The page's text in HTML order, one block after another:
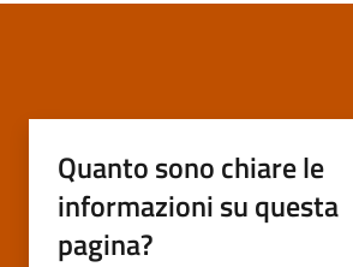
Quanto sono chiare le
informazioni su questa
pagina?